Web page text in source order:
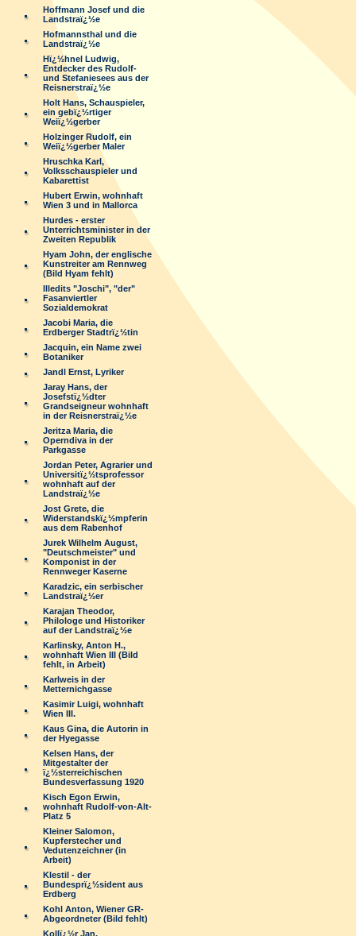
Hoffmann Josef und die
Landstraï¿½e
Hofmannsthal und die
Landstraï¿½e
Hï¿½hnel Ludwig,
Entdecker des Rudolf-
und Stefaniesees aus der
Reisnerstraï¿½e
Holt Hans, Schauspieler,
ein gebï¿½rtiger
Weiï¿½gerber
Holzinger Rudolf, ein
Weiï¿½gerber Maler
Hruschka Karl,
Volksschauspieler und
Kabarettist
Hubert Erwin, wohnhaft
Wien 3 und in Mallorca
Hurdes - erster
Unterrichtsminister in der
Zweiten Republik
Hyam John, der englische
Kunstreiter am Rennweg
(Bild Hyam fehlt)
Illedits "Joschi", "der"
Fasanviertler
Sozialdemokrat
Jacobi Maria, die
Erdberger Stadtrï¿½tin
Jacquin, ein Name zwei
Botaniker
Jandl Ernst, Lyriker
Jaray Hans, der
Josefstï¿½dter
Grandseigneur wohnhaft
in der Reisnerstraï¿½e
Jeritza Maria, die
Operndiva in der
Parkgasse
Jordan Peter, Agrarier und
Universitï¿½tsprofessor
wohnhaft auf der
Landstraï¿½e
Jost Grete, die
Widerstandskï¿½mpferin
aus dem Rabenhof
Jurek Wilhelm August,
"Deutschmeister" und
Komponist in der
Rennweger Kaserne
Karadzic, ein serbischer
Landstraï¿½er
Karajan Theodor,
Philologe und Historiker
auf der Landstraï¿½e
Karlinsky, Anton H.,
wohnhaft Wien III (Bild
fehlt, in Arbeit)
Karlweis in der
Metternichgasse
Kasimir Luigi, wohnhaft
Wien III.
Kaus Gina, die Autorin in
der Hyegasse
Kelsen Hans, der
Mitgestalter der
ï¿½sterreichischen
Bundesverfassung 1920
Kisch Egon Erwin,
wohnhaft Rudolf-von-Alt-
Platz 5
Kleiner Salomon,
Kupferstecher und
Vedutenzeichner (in
Arbeit)
Klestil - der
Bundesprï¿½sident aus
Erdberg
Kohl Anton, Wiener GR-
Abgeordneter (Bild fehlt)
Kollï¿½r Jan,